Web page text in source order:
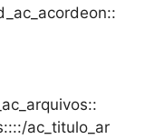
ac_titulo_ar